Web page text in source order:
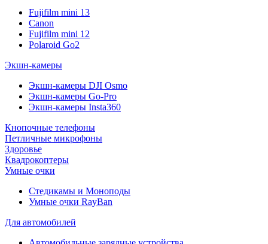
Fujifilm mini 13
Canon
Fujifilm mini 12
Polaroid Go2
Экшн-камеры
Экшн-камеры DJI Osmo
Экшн-камеры Go-Pro
Экшн-камеры Insta360
Кнопочные телефоны
Петличные микрофоны
Здоровье
Квадрокоптеры
Умные очки
Стедикамы и Моноподы
Умные очки RayBan
Для автомобилей